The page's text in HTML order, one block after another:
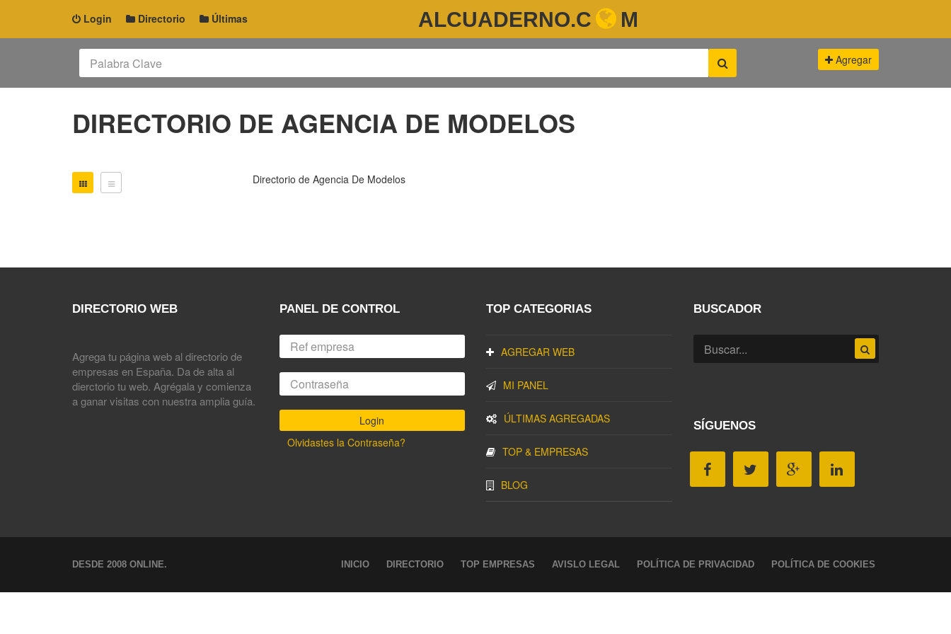
Login Directorio Últimas ALCUADERNO.C M
Agregar
DIRECTORIO DE AGENCIA DE MODELOS
Directorio de Agencia De Modelos
DIRECTORIO WEB
Agrega tu página web al directorio de
empresas en España. Da de alta al
dierctorio tu web. Agrégala y comienza
a ganar visitas con nuestra amplia guía.
PANEL DE CONTROL
Olvidastes la Contraseña?
TOP CATEGORIAS
AGREGAR WEB
MI PANEL
ÚLTIMAS AGREGADAS
TOP & EMPRESAS
BLOG
BUSCADOR
SÍGUENOS
DESDE 2008 ONLINE. INICIO DIRECTORIO TOP EMPRESAS AVISLO LEGAL POLÍTICA DE PRIVACIDAD POLÍTICA DE COOKIES